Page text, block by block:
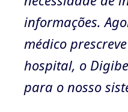
informações.
médico
hospital, o
para o nosso